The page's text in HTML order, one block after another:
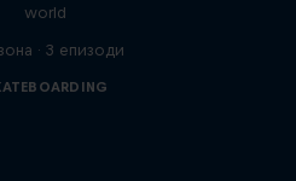
world
· 3 епизоди